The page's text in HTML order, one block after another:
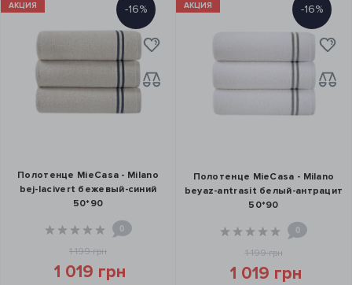
АКЦИЯ -16%
Полотенце MieCasa - Milano
bej-lacivert бежевый-синий
50*90
0
1 199 грн
1 019 грн
АКЦИЯ -16%
Полотенце MieCasa - Milano
beyaz-antrasit белый-антрацит
50*90
0
1 199 грн
1 019 грн